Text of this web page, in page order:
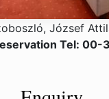
József
Tel: 00-